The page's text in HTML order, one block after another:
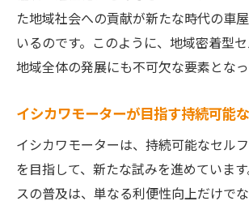
た地域社会への貢献が新たな時代の車
いるのです。このように、地域密着型
地域全体の発展にも不可欠な要素となっ
イシカワモーターが目指す持続可能
イシカワモーターは、持続可能なセル
を目指して、新たな試みを進めていま
スの普及は、単なる利便性向上だけで